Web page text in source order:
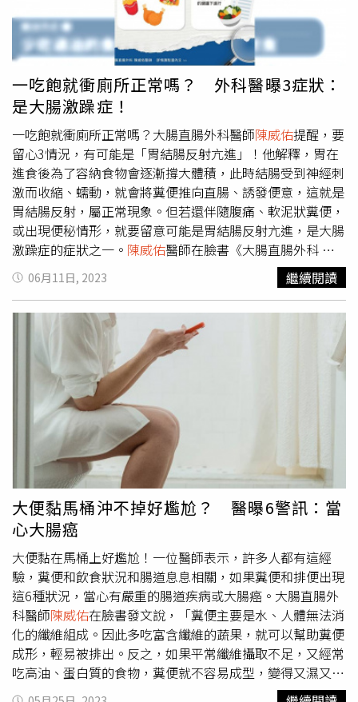
此困擾的改善方法也是維持良好的坐姿、適度頸部伸展和頸
椎按摩。手腕問題：長時間使用鍵盤和滑鼠可能導致手腕問
題，例如腕隧道症候群即為相當常見的職業病。因此，適當
的手部伸展運動，可以減輕症狀並預防進一步損傷。肩膀疼
痛：長時間在電腦前工作或長時間撐著，都可能導致肩膀緊
張、僵硬和疼痛，可能影響工作效率和生活品質。因此，上
班族務必要定期休息跟起來動一動，都是必要的。此外， 陳
威佑醫師也曾在臉書粉專《大腸直腸外科 陳威佑醫師》發
文表示，久坐潛在的可怕危機是「大腸癌」！根據研究，每
天增加2小時坐著的時間，會讓大腸癌風險增加8%、子宮內
膜癌增加10%、肺癌增加6%。另外久坐影響健康的因素則
包括：腸道不健康、肥胖、缺乏維生素D，因此上班族盡量
每個小時都要起身走動一下，減少持續坐著的時間，也可以
順便去補充水分。
一吃飽就衝廁所正常嗎？ 外科醫曝3症狀：
是大腸激躁症！
一吃飽就衝廁所正常嗎？大腸直腸外科醫師陳威佑提醒，要
留心3情況，有可能是「胃結腸反射亢進」！他解釋，胃在
進食後為了容納食物會逐漸撐大體積，此時結腸受到神經刺
激而收縮、蠕動，就會將糞便推向直腸、誘發便意，這就是
胃結腸反射，屬正常現象。但若還伴隨腹痛、軟泥狀糞便，
或出現便秘情形，就要留意可能是胃結腸反射亢進，是大腸
激躁症的症狀之一。 陳威佑醫師在臉書《大腸直腸外科 陳
威佑醫師》上發文指出，我們的身體有時候不受到大腦意識
控制，而是透過自律神經反射，讓身體得以有最適當的運作
方式。其中「吃飽就有便意」的現象，亦是如此，「當我們
進食後，胃的體積會為了容納食物，逐漸撐大。此時結腸會
受到神經刺激而收縮、蠕動，將糞便推向直腸、誘發便意，
而這就屬於胃結腸反射。」
補充，胃結腸通反射常在
用餐後15分鐘後，一天發生約1至3次。通常在吃完早餐
後，胃結腸反射的情形特別明顯。主要是胃已經長達6小時
以上沒有接收到食物，一旦吃了早餐，便能喚醒腸胃蠕動、
引起胃結腸反射。因此，他通常也會建議便秘患者，要吃早
餐，把握一天最容易排便的重要時刻。但他也提醒，雖然胃
結腸反射屬於正常生理現象。不過，如果吃飽就跑廁所，還
伴隨著腹痛、糞便呈現軟泥、水泥狀態，或是反而有便秘情
形，就要留意有可能是胃結腸反射亢進。陳威佑進一步指
出，胃結腸反射亢進在臨床上又被認為是大腸激躁症的症狀
之一。雖然目前還沒有文獻，清楚指出引發胃結腸反射亢進
的具體原因。不過腸躁症患者往往因為內臟的敏感性強、腸
胃蠕動過快、或是心理壓力較大，使得交感神經變的活絡，
進而抑制腸胃蠕動，或是在進食後就有強烈排便衝動，並有
腹脹、脹氣、腹痛等情形。陳威佑也援引
Neurogastroenterology andMotility期刊上的研究指出，
攝取含有過量飽和脂肪的食物，例如：油炸食物、加工食
品、糕點等烘焙食品，會抑制迴腸活動，延遲胃排空的時
06月11日, 2023 繼續閱讀
大便黏馬桶沖不掉好尷尬？ 醫曝6警訊：當
心大腸癌
大便黏在馬桶上好尷尬！一位醫師表示，許多人都有這經
驗，糞便和飲食狀況和腸道息息相關，如果糞便和排便出現
這6種狀況，當心有嚴重的腸道疾病或大腸癌。大腸直腸外
科醫師陳威佑在臉書發文說，「糞便主要是水、人體無法消
化的纖維組成。因此多吃富含纖維的蔬果，就可以幫助糞便
成形，輕易被排出。反之，如果平常纖維攝取不足，又經常
吃高油、蛋白質的食物，糞便就不容易成型，變得又濕又
黏。」而現代人生活壓力大，在過度壓力的情況下，也會影